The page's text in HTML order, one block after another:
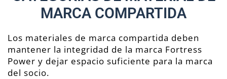
MARCA COMPARTIDA
Los materiales de marca compartida deben
mantener la integridad de la marca Fortress
Power y dejar espacio suficiente para la marca
del socio.